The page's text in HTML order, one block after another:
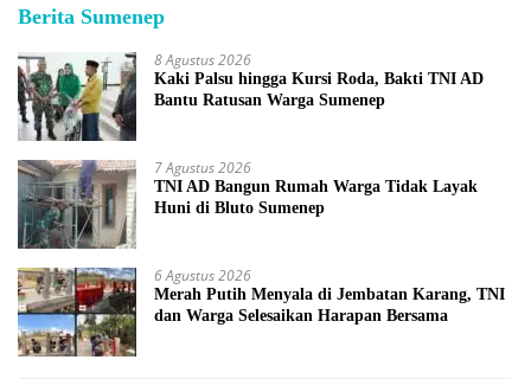
Berita Sumenep
8 Agustus 2026
Kaki Palsu hingga Kursi Roda, Bakti TNI AD
Bantu Ratusan Warga Sumenep
7 Agustus 2026
TNI AD Bangun Rumah Warga Tidak Layak
Huni di Bluto Sumenep
6 Agustus 2026
Merah Putih Menyala di Jembatan Karang, TNI
dan Warga Selesaikan Harapan Bersama